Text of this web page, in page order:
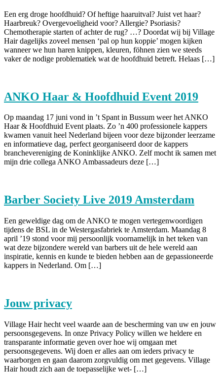
Een erg droge hoofdhuid? Of heftige haaruitval? Juist vet haar?
Haarbreuk? Overgevoeligheid voor? Allergie? Psoriasis?
Chemotherapie starten of achter de rug? …? Doordat wij bij Village
Hair dagelijks zoveel mensen ‘pal op hun koppie’ mogen kijken
wanneer we hun haren knippen, kleuren, föhnen zien we steeds
vaker de nodige problematiek wat de hoofdhuid betreft. Helaas […]
ANKO Haar & Hoofdhuid Event 2019
Op maandag 17 juni vond in ’t Spant in Bussum weer het ANKO
Haar & Hoofdhuid Event plaats. Zo ’n 400 professionele kappers
kwamen vanuit heel Nederland bijeen voor deze bijzonder leerzame
en informatieve dag, perfect georganiseerd door de kappers
branchevereniging de Koninklijke ANKO. Zelf mocht ik samen met
mijn drie collega ANKO Ambassadeurs deze […]
Barber Society Live 2019 Amsterdam
Een geweldige dag om de ANKO te mogen vertegenwoordigen
tijdens de BSL in de Westergasfabriek te Amsterdam. Maandag 8
april ’19 stond voor mij persoonlijk voornamelijk in het teken van
wat deze bijzondere wereld van barbers uit de hele wereld aan
inspiratie, kennis en kunde te bieden hebben aan de gepassioneerde
kappers in Nederland. Om […]
Jouw privacy
Village Hair hecht veel waarde aan de bescherming van uw en jouw
persoonsgegevens. In onze Privacy Policy willen we heldere en
transparante informatie geven over hoe wij omgaan met
persoonsgegevens. Wij doen er alles aan om ieders privacy te
waarborgen en gaan daarom zorgvuldig om met gegevens. Village
Hair houdt zich aan de toepasselijke wet- […]